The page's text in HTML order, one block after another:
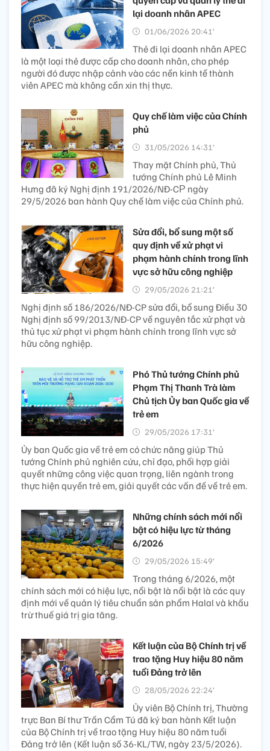
lại doanh nhân APEC
01/06/2026 20:41’
Thẻ đi lại doanh nhân APEC
là một loại thẻ được cấp cho doanh nhân, cho phép
người đó được nhập cảnh vào các nền kinh tế thành
viên APEC mà không cần xin thị thực.
Quy chế làm việc của Chính
phủ
31/05/2026 14:31’
Thay mặt Chính phủ, Thủ
tướng Chính phủ Lê Minh
Hưng đã ký Nghị định 191/2026/NĐ-CР ngày
29/5/2026 ban hành Quy chế làm việc của Chính phủ.
Sửa đổi, bổ sung một số
quy định về xử phạt vi
phạm hành chính trong lĩnh
vực sở hữu công nghiệp
29/05/2026 21:21’
Nghị định số 186/2026/NĐ-CP sửa đổi, bổ sung Điều 30
Nghị định số 99/2013/NĐ-CP về nguyên tắc xử phạt và
thủ tục xử phạt vi phạm hành chính trong lĩnh vực sở
hữu công nghiệp.
Phó Thủ tướng Chính phủ
Phạm Thị Thanh Trà làm
Chủ tịch Ủy ban Quốc gia về
trẻ em
29/05/2026 17:31’
Ủy ban Quốc gia về trẻ em có chức năng giúp Thủ
tướng Chính phủ nghiên cứu, chỉ đạo, phối hợp giải
quyết những công việc quan trọng, liên ngành trong
thực hiện quyền trẻ em, giải quyết các vấn đề về trẻ em.
Những chính sách mới nổi
bật có hiệu lực từ tháng
6/2026
29/05/2026 15:49’
Trong tháng 6/2026, một
chính sách mới có hiệu lực, nổi bật là nổi bật là các quy
định mới về quản lý tiêu chuẩn sản phẩm Halal và khấu
trừ thuế giá trị gia tăng.
Kết luận của Bộ Chính trị về
trao tặng Huy hiệu 80 năm
tuổi Đảng trở lên
28/05/2026 22:24’
Ủy viên Bộ Chính trị, Thường
trực Ban Bí thư Trần Cẩm Tú đã ký ban hành Kết luận
của Bộ Chính trị về trao tặng Huy hiệu 80 năm tuổi
Đảng trở lên (Kết luận số 36-KL/TW, ngày 23/5/2026).